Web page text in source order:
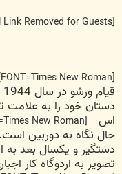
دستان خود را به علامت
اس[FONT=Times New Roman]
دستگير و يكسال بعد به
تصوير به اردوگاه كار